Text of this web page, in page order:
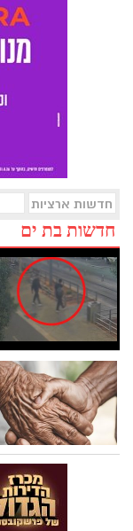
חדשות ארציות
חדשות בת ים